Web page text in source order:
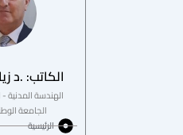
الكاتب: .د
الهندسة المدنية
الجامعة
الرئيسية